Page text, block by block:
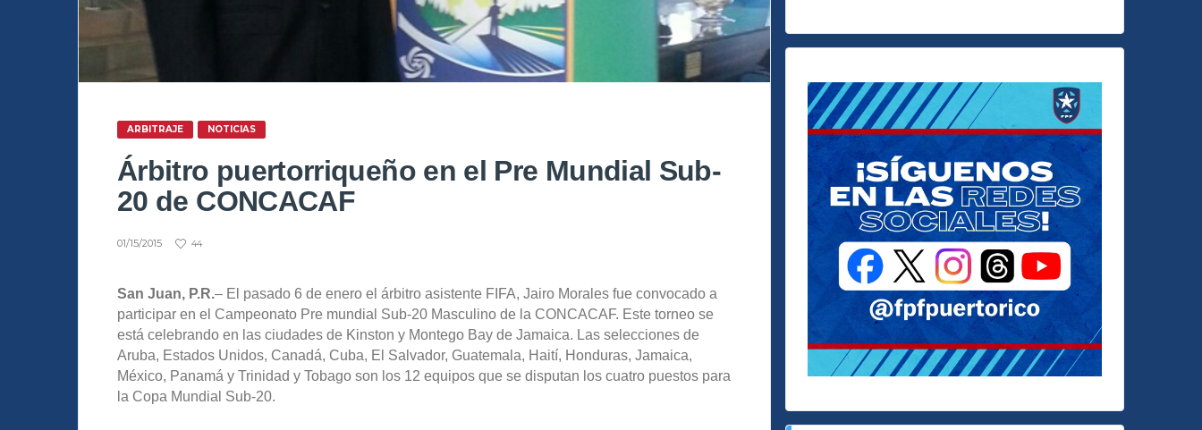
ARBITRAJE NOTICIAS
Árbitro puertorriqueño en el Pre Mundial Sub-
20 de CONCACAF
01/15/2015 44
San Juan, P.R.– El pasado 6 de enero el árbitro asistente FIFA, Jairo Morales fue convocado a
participar en el Campeonato Pre mundial Sub-20 Masculino de la CONCACAF. Este torneo se
está celebrando en las ciudades de Kinston y Montego Bay de Jamaica. Las selecciones de
Aruba, Estados Unidos, Canadá, Cuba, El Salvador, Guatemala, Haití, Honduras, Jamaica,
México, Panamá y Trinidad y Tobago son los 12 equipos que se disputan los cuatro puestos para
la Copa Mundial Sub-20.